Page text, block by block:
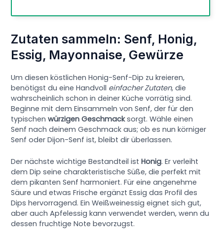
Zutaten sammeln: Senf, Honig,
Essig, Mayonnaise, Gewürze
Um diesen köstlichen Honig-Senf-Dip zu kreieren,
benötigst du eine Handvoll einfacher Zutaten, die
wahrscheinlich schon in deiner Küche vorrätig sind.
Beginne mit dem Einsammeln von Senf, der für den
typischenwürzigen Geschmacksorgt. Wähle einen
Senf nach deinem Geschmack aus; ob es nun körniger
Senf oder Dijon-Senf ist, bleibt dir überlassen.
Der nächste wichtige Bestandteil istHonig. Er verleiht
dem Dip seine charakteristische Süße, die perfekt mit
dem pikanten Senf harmoniert. Für eine angenehme
Säure und etwas Frische ergänzt Essig das Profil des
Dips hervorragend. Ein Weißweinessig eignet sich gut,
aber auch Apfelessig kann verwendet werden, wenn du
dessen fruchtige Note bevorzugst.